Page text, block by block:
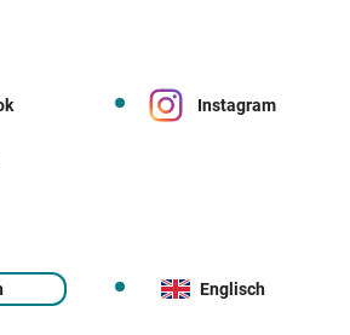
Instagram
Englisch